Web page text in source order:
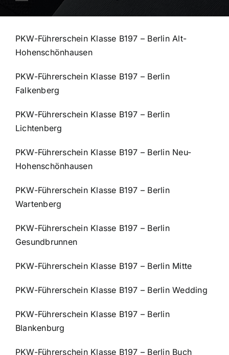
PKW-Führerschein Klasse B197 – Berlin Alt-
Hohenschönhausen
PKW-Führerschein Klasse B197 – Berlin
Falkenberg
PKW-Führerschein Klasse B197 – Berlin
Lichtenberg
PKW-Führerschein Klasse B197 – Berlin Neu-
Hohenschönhausen
PKW-Führerschein Klasse B197 – Berlin
Wartenberg
PKW-Führerschein Klasse B197 – Berlin
Gesundbrunnen
PKW-Führerschein Klasse B197 – Berlin Mitte
PKW-Führerschein Klasse B197 – Berlin Wedding
PKW-Führerschein Klasse B197 – Berlin
Blankenburg
PKW-Führerschein Klasse B197 – Berlin Buch